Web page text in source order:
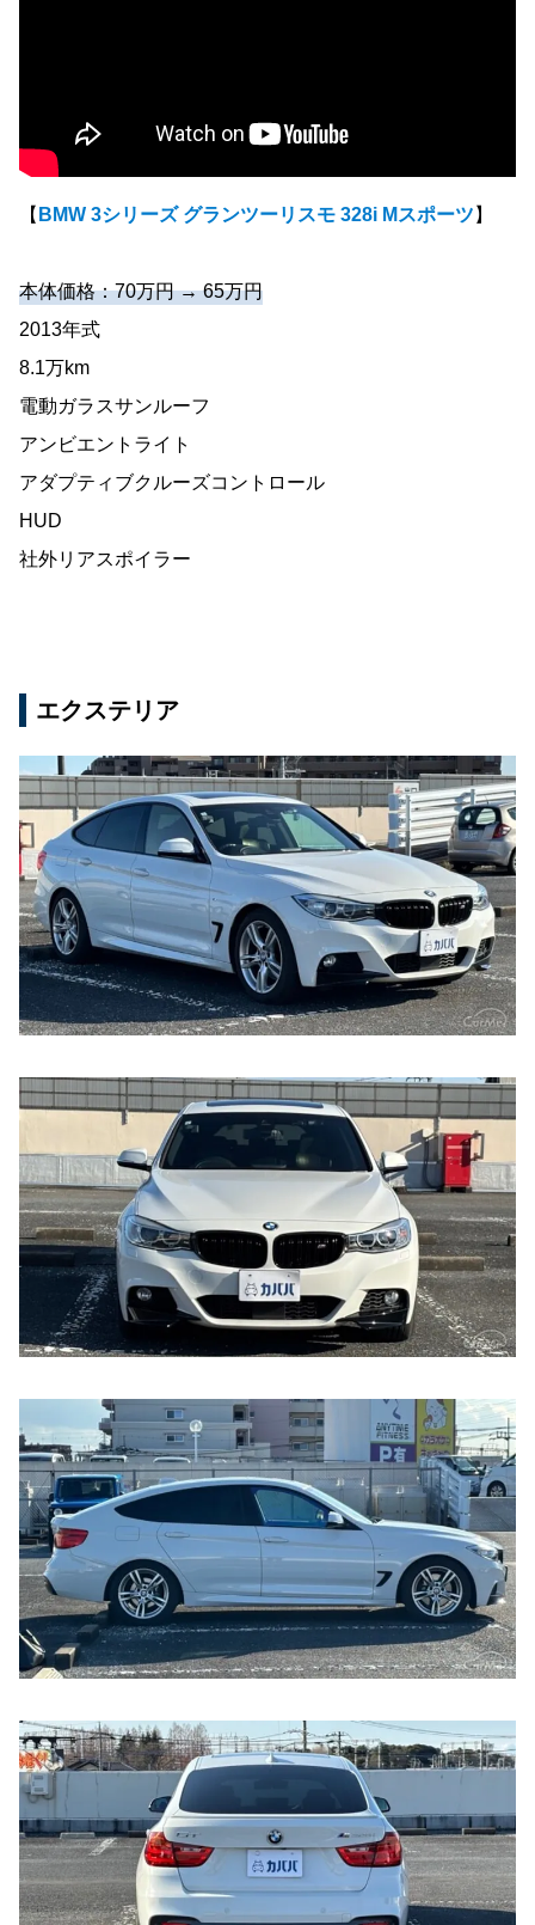
【 BMW 3シリーズ グランツーリスモ 328i Mスポーツ 】
本体価格：70万円 → 65万円
2013年式
8.1万km
電動ガラスサンルーフ
アンビエントライト
アダプティブクルーズコントロール
HUD
社外リアスポイラー
エクステリア